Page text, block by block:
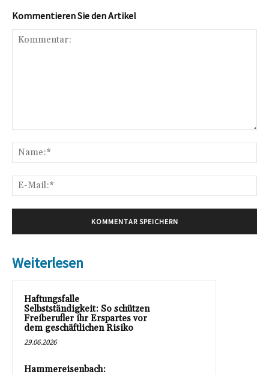
Kommentieren Sie den Artikel
Weiterlesen
Haftungsfalle
Selbstständigkeit: So schützen
Freiberufler ihr Erspartes vor
dem geschäftlichen Risiko
29.06.2026
Hammereisenbach: